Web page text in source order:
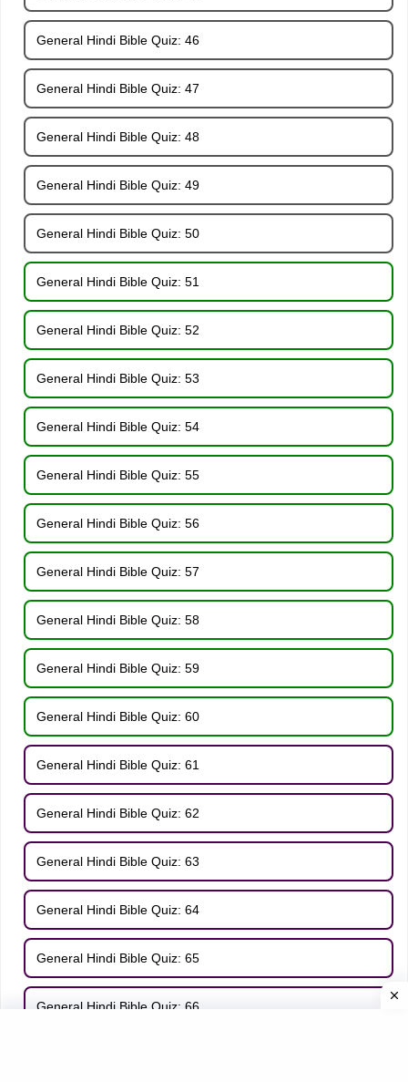
General Hindi Bible Quiz: 46
General Hindi Bible Quiz: 47
General Hindi Bible Quiz: 48
General Hindi Bible Quiz: 49
General Hindi Bible Quiz: 50
General Hindi Bible Quiz: 51
General Hindi Bible Quiz: 52
General Hindi Bible Quiz: 53
General Hindi Bible Quiz: 54
General Hindi Bible Quiz: 55
General Hindi Bible Quiz: 56
General Hindi Bible Quiz: 57
General Hindi Bible Quiz: 58
General Hindi Bible Quiz: 59
General Hindi Bible Quiz: 60
General Hindi Bible Quiz: 61
General Hindi Bible Quiz: 62
General Hindi Bible Quiz: 63
General Hindi Bible Quiz: 64
General Hindi Bible Quiz: 65
General Hindi Bible Quiz: 66